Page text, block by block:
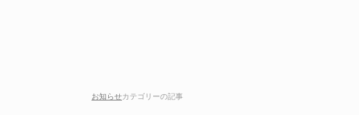
お知らせカテゴリーの記事